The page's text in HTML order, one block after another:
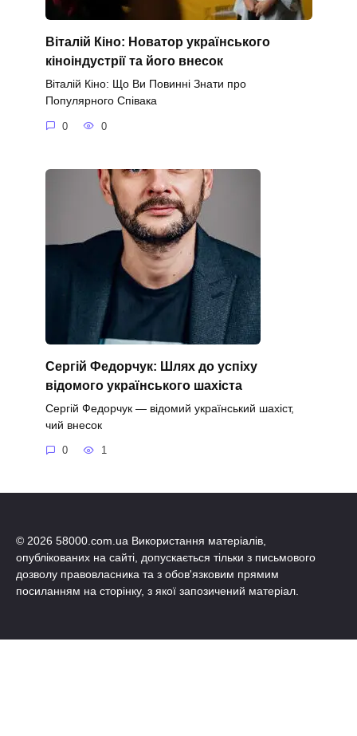
Віталій Кіно: Новатор українського
кіноіндустрії та його внесок
Віталій Кіно: Що Ви Повинні Знати про
Популярного Співака
0 0
Сергій Федорчук: Шлях до успіху
відомого українського шахіста
Сергій Федорчук — відомий український шахіст,
чий внесок
0 1
© 2026 58000.com.ua Використання матеріалів,
опублікованих на сайті, допускається тільки з письмового
дозволу правовласника та з обов'язковим прямим
посиланням на сторінку, з якої запозичений матеріал.